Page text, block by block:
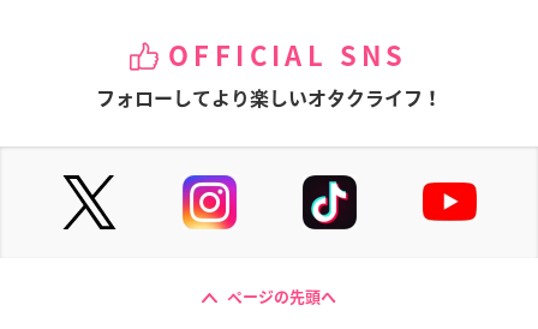
OFFICIAL SNS
フォローしてより楽しいオタクライフ！
ページの先頭へ